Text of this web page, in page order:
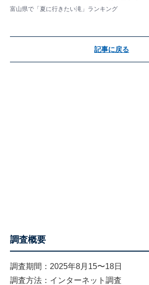
富山県で「夏に行きたい滝」ランキング
記事に戻る
調査概要
調査期間：2025年8月15〜18日
調査方法：インターネット調査